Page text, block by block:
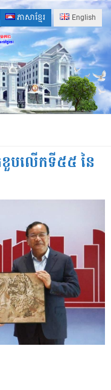
ភាសាខ្មែរ English
កខួបលើកទី៥៥ នៃ